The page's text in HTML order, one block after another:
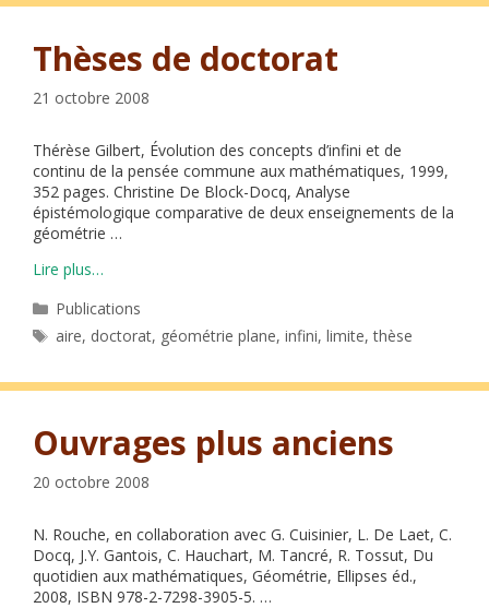
Thèses de doctorat
21 octobre 2008
Thérèse Gilbert, Évolution des concepts d’infini et de
continu de la pensée commune aux mathématiques, 1999,
352 pages. Christine De Block-Docq, Analyse
épistémologique comparative de deux enseignements de la
géométrie …
Lire plus…
Catégories
Publications
Étiquettes
aire, doctorat, géométrie plane,infini,limite,thèse
Ouvrages plus anciens
20 octobre 2008
N. Rouche, en collaboration avec G. Cuisinier, L. De Laet, C.
Docq, J.Y. Gantois, C. Hauchart, M. Tancré, R. Tossut, Du
quotidien aux mathématiques, Géométrie, Ellipses éd.,
2008, ISBN 978-2-7298-3905-5. …